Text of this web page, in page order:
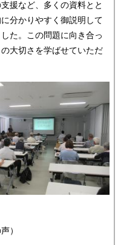
援など、多くの資料とと
分かりやすく御説明して
た。この問題に向き合っ
大切さを学ばせていただ
）